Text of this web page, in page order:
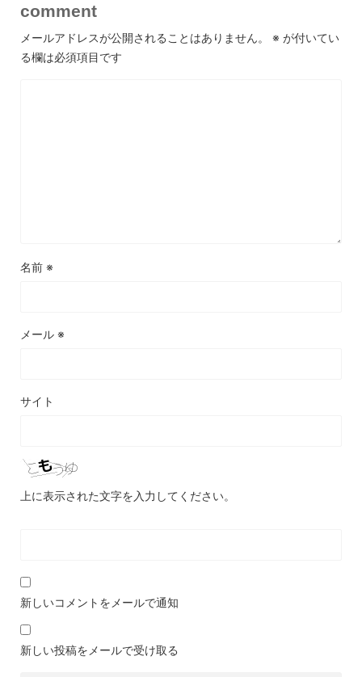
comment
メールアドレスが公開されることはありません。 ※ が付いてい
る欄は必須項目です
名前 ※
メール ※
サイト
上に表示された文字を入力してください。
新しいコメントをメールで通知
新しい投稿をメールで受け取る